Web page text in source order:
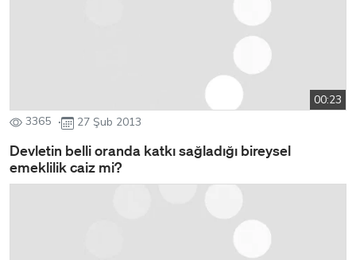
00:23
3365
27 Şub 2013
Devletin belli oranda katkı sağladığı bireysel
emeklilik caiz mi?